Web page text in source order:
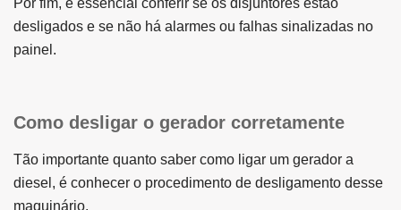
desligados e se não há alarmes ou falhas sinalizadas no
painel.
Como desligar o gerador corretamente
Tão importante quanto saber como ligar um gerador a
diesel, é conhecer o procedimento de desligamento desse
maquinário.